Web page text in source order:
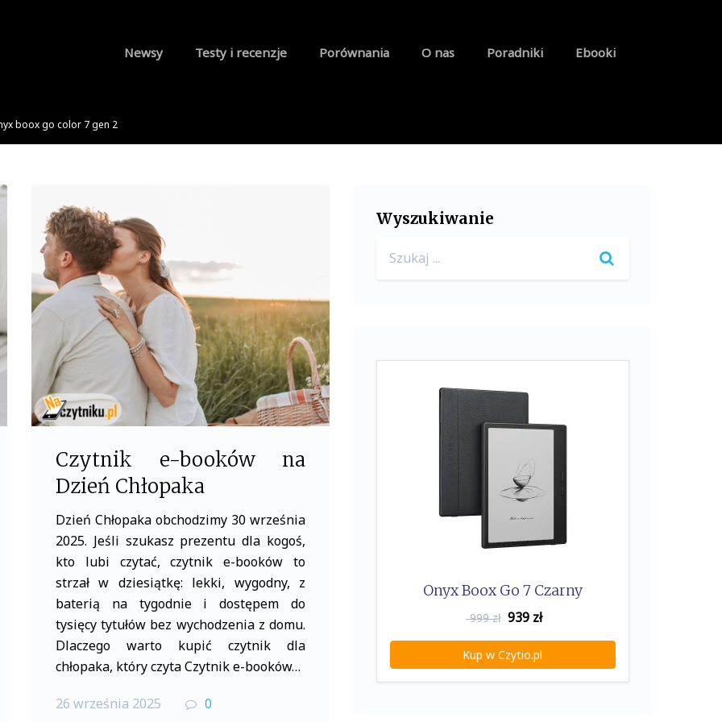
Newsy Testy i recenzje Porównania O nas Poradniki Ebooki
boox go color 7 gen 2
Czytnik e-booków na
Dzień Chłopaka
Dzień Chłopaka obchodzimy 30 września
2025. Jeśli szukasz prezentu dla kogoś,
kto lubi czytać, czytnik e-booków to
strzał w dziesiątkę: lekki, wygodny, z
baterią na tygodnie i dostępem do
tysięcy tytułów bez wychodzenia z domu.
Dlaczego warto kupić czytnik dla
chłopaka, który czyta Czytnik e-booków…
26 września 2025 0
Wyszukiwanie
for:
Onyx Boox Go 7 Czarny
999 zł 939zł
Kup w Czytio.pl